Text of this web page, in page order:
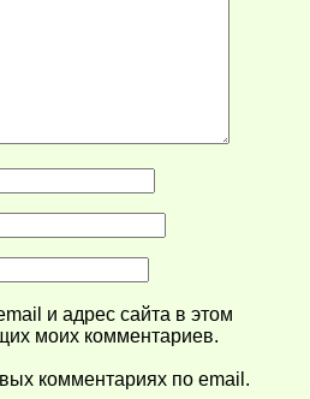
и адрес сайта в этом
моих комментариев.
комментариях по email.